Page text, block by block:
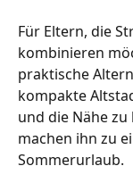
Für Eltern, die
kombinieren
praktische
kompakte
und die Nähe
machen ihn zu
Sommerurlaub.